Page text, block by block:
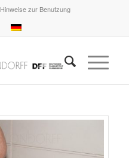
Hinweise zur Benutzung